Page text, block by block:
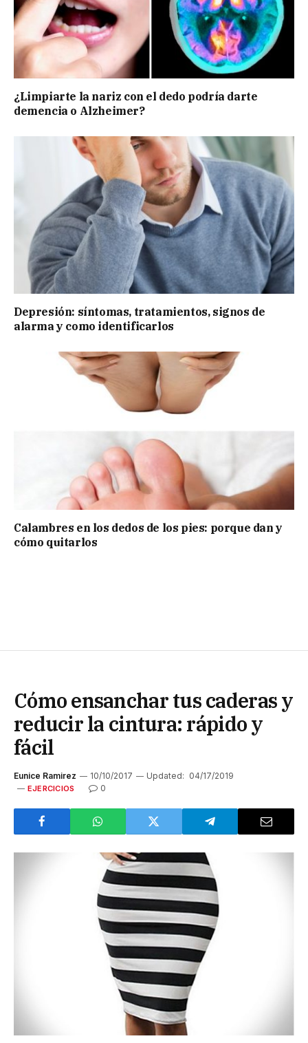
¿Limpiarte la nariz con el dedo podría darte
demencia o Alzheimer?
Depresión: síntomas, tratamientos, signos de
alarma y como identificarlos
Calambres en los dedos de los pies: porque dan y
cómo quitarlos
Cómo ensanchar tus caderas y
reducir la cintura: rápido y
fácil
Eunice Ramirez 10/10/2017 Updated: 04/17/2019
EJERCICIOS 0